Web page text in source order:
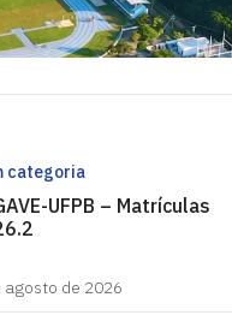
categoria
UFPB – Matrículas
agosto de 2026